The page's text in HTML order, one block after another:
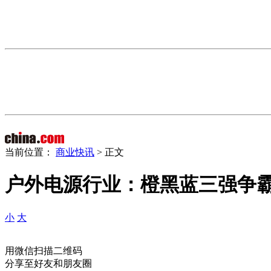
当前位置： 商业快讯 > 正文
户外电源行业：橙黑蓝三强争
小 大
用微信扫描二维码
分享至好友和朋友圈